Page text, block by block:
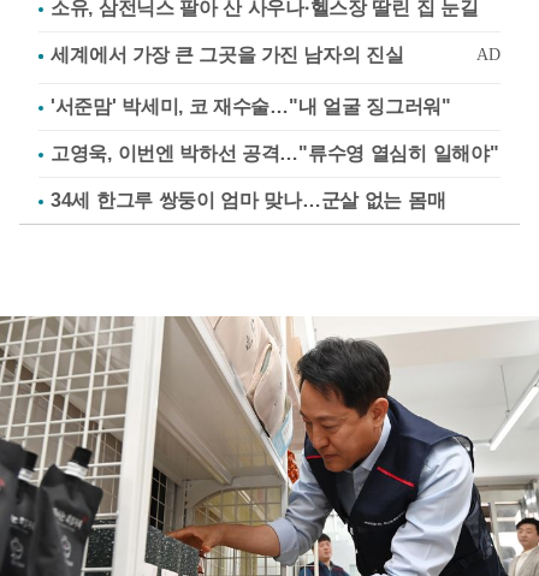
소유, 삼전닉스 팔아 산 사우나·헬스장 딸린 집 눈길
'서준맘' 박세미, 코 재수술…"내 얼굴 징그러워"
고영욱, 이번엔 박하선 공격…"류수영 열심히 일해야"
34세 한그루 쌍둥이 엄마 맞나…군살 없는 몸매